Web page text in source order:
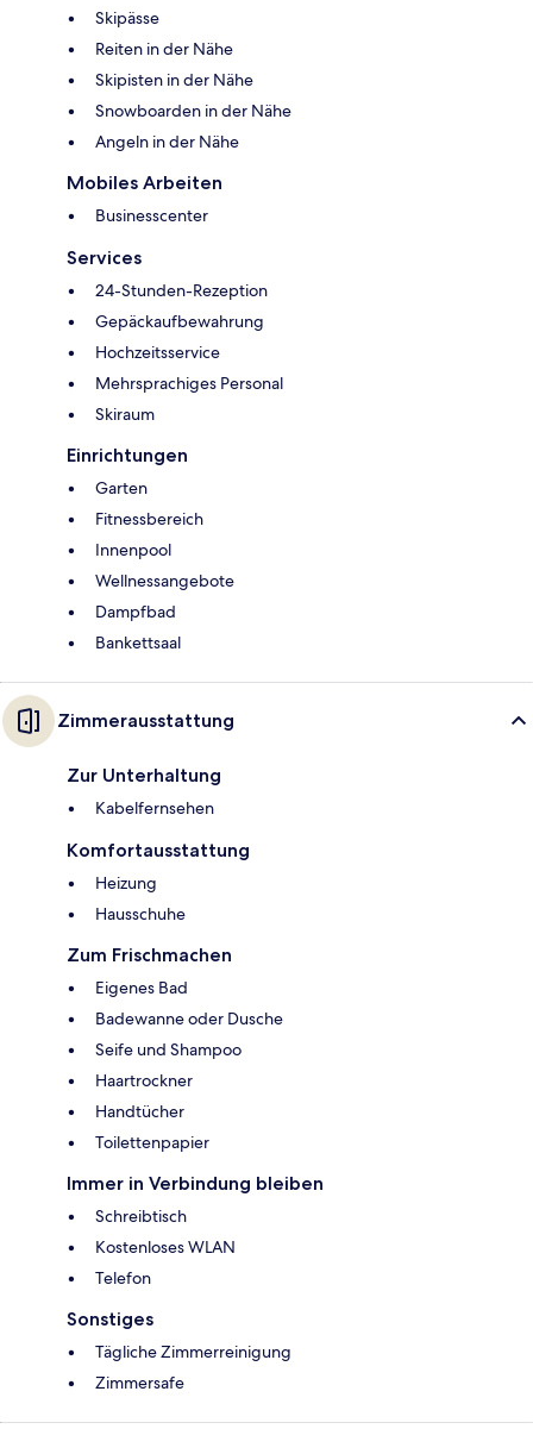
Skipässe
Reiten in der Nähe
Skipisten in der Nähe
Snowboarden in der Nähe
Angeln in der Nähe
Mobiles Arbeiten
Businesscenter
Services
24-Stunden-Rezeption
Gepäckaufbewahrung
Hochzeitsservice
Mehrsprachiges Personal
Skiraum
Einrichtungen
Garten
Fitnessbereich
Innenpool
Wellnessangebote
Dampfbad
Bankettsaal
Zimmerausstattung
Zur Unterhaltung
Kabelfernsehen
Komfortausstattung
Heizung
Hausschuhe
Zum Frischmachen
Eigenes Bad
Badewanne oder Dusche
Seife und Shampoo
Haartrockner
Handtücher
Toilettenpapier
Immer in Verbindung bleiben
Schreibtisch
Kostenloses WLAN
Telefon
Sonstiges
Tägliche Zimmerreinigung
Zimmersafe